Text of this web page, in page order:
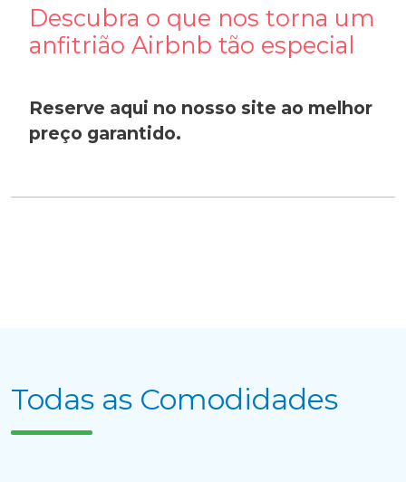
Descubra o que nos torna um
anfitrião Airbnb tão especial
Reserve aqui no nosso site ao melhor
preço garantido.
Todas as Comodidades